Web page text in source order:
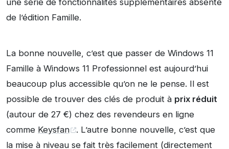
une série de fonctionnalités supplémentaires absente
de l’édition Famille.
La bonne nouvelle, c’est que passer de Windows 11
Famille à Windows 11 Professionnel est aujourd’hui
beaucoup plus accessible qu’on ne le pense. Il est
possible de trouver des clés de produit à prix réduit
(autour de 27 €) chez des revendeurs en ligne
comme Keysfan
. L’autre bonne nouvelle, c’est que
la mise à niveau se fait très facilement (directement